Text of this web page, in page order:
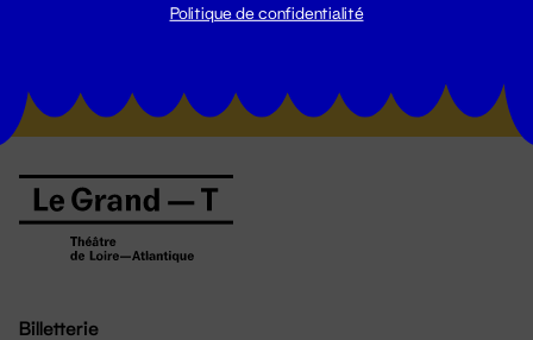
Billetterie
Politique de confidentialité